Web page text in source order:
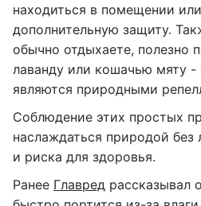
находиться в помещении
дополнительную защиту.
обычно отдыхаете, полезно
лаванду или кошачью мяту -
являются природными
Соблюдение этих простых
наслаждаться природой
и риска для здоровья.
Ранее Главред рассказывал